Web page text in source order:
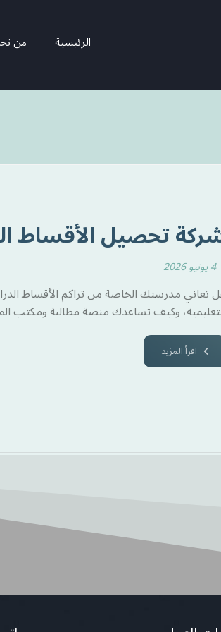
الرئيسية من
تحصيل الأقساط
4 يونيو 2026
تعاني مدرستك الخاصة من تراكم الأقساط
وكيف تساعدك منصة مطالبة ومكتب
اقرأ المزيد